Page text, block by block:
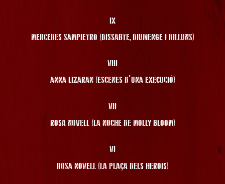
IX
MERCEDES SAMPIETRO (DISSABTE, DIUMENGE I DILLUNS)
VIII
ANNA LIZARAN (ESCENES D’UNA EXECUCIÓ)
VII
ROSA NOVELL (LA NOCHE DE MOLLY BLOOM)
VI
ROSA NOVELL (LA PLAÇA DELS HEROIS)